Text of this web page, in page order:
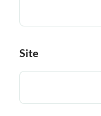
Site